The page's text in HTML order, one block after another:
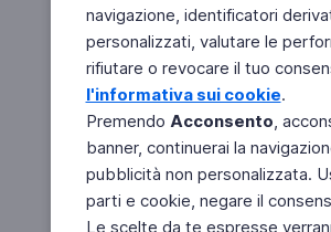
navigazione, identificatori
personalizzati, valutare le
rifiutare o revocare il tuo
l'informativa sui cookie.
Premendo Acconsento,
banner, continuerai la
pubblicità non personalizzata.
parti e cookie, negare il
Le scelte da te espresse